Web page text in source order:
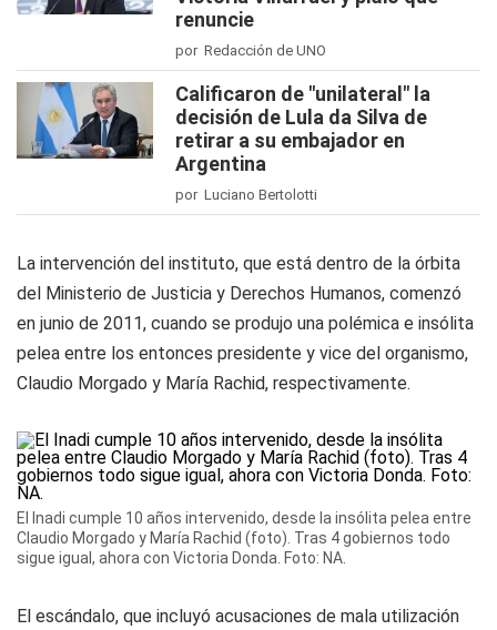
renuncie
por Redacción de UNO
Calificaron de "unilateral" la
decisión de Lula da Silva de
retirar a su embajador en
Argentina
por Luciano Bertolotti
La intervención del instituto, que está dentro de la órbita
del Ministerio de Justicia y Derechos Humanos, comenzó
en junio de 2011, cuando se produjo una polémica e insólita
pelea entre los entonces presidente y vice del organismo,
Claudio Morgado y María Rachid, respectivamente.
El Inadi cumple 10 años intervenido, desde la insólita pelea entre
Claudio Morgado y María Rachid (foto). Tras 4 gobiernos todo
sigue igual, ahora con Victoria Donda. Foto: NA.
El escándalo, que incluyó acusaciones de mala utilización